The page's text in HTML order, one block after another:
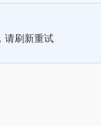
请刷新重试